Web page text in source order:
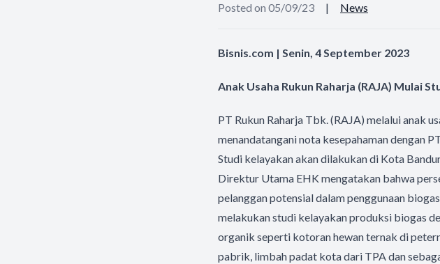
Posted on 05/09/23 | News
Bisnis.com | Senin, 4 September 2023
Anak Usaha Rukun Raharja (RAJA) Mulai
PT Rukun Raharja Tbk. (RAJA) melalui anak
menandatangani nota kesepahaman dengan
Studi kelayakan akan dilakukan di Kota
Direktur Utama EHK mengatakan bahwa
pelanggan potensial dalam penggunaan
melakukan studi kelayakan produksi biogas
organik seperti kotoran hewan ternak di
pabrik, limbah padat kota dari TPA dan